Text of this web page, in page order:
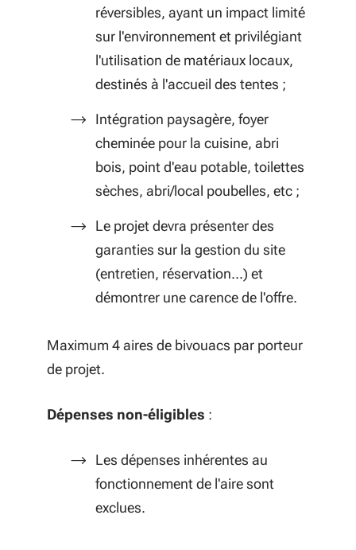
réversibles, ayant un impact limité
sur l'environnement et privilégiant
l'utilisation de matériaux locaux,
destinés à l'accueil des tentes ;
Intégration paysagère, foyer
cheminée pour la cuisine, abri
bois, point d'eau potable, toilettes
sèches, abri/local poubelles, etc ;
Le projet devra présenter des
garanties sur la gestion du site
(entretien, réservation...) et
démontrer une carence de l'offre.
Maximum 4 aires de bivouacs par porteur
de projet.
Dépenses non-éligibles :
Les dépenses inhérentes au
fonctionnement de l'aire sont
exclues.